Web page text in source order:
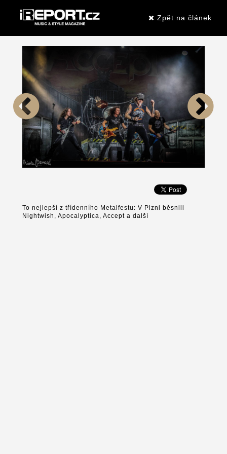
Zpět na článek
To nejlepší z třídenního Metalfestu: V Plzni běsnili
Nightwish, Apocalyptica, Accept a další